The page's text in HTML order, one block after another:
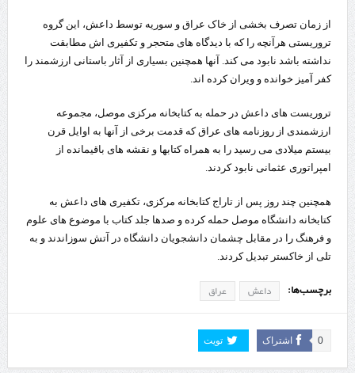
از زمان تصرف بخشی از خاک عراق و سوریه توسط داعش، این گروه
تروریستی هرآنچه را که با دیدگاه های متحجر و تکفیری اش مطابقت
نداشته باشد نابود می کند. آنها همچنین بسیاری از آثار باستانی ارزشمند را
کفر آمیز خوانده و ویران کرده اند.
تروریست های داعش در حمله به کتابخانه مرکزی موصل، مجموعه
ارزشمندی از روزنامه های عراق که قدمت برخی از آنها به اوایل قرن
بیستم میلادی می رسید را به همراه کتابها و نقشه های باقیمانده از
امپراتوری عثمانی نابود کردند.
همچنین چند روز پس از تاراج کتابخانه مرکزی، تکفیری های داعش به
کتابخانه دانشگاه موصل حمله کرده و صدها جلد کتاب با موضوع های علوم
و فرهنگ را در مقابل چشمان دانشجویان دانشگاه در آتش سوزاندند و به
تلی از خاکستر تبدیل کردند.
برچسب‌ها: داعش عراق
اشتراک 0 تویت